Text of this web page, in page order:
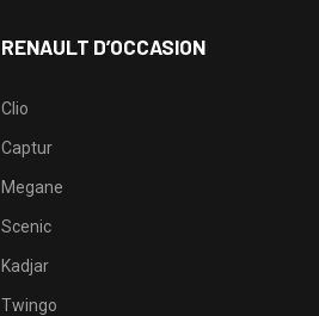
RENAULT D’OCCASION
Clio
Captur
Megane
Scenic
Kadjar
Twingo